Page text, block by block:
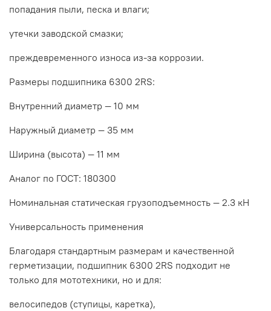
попадания пыли, песка и влаги;
утечки заводской смазки;
преждевременного износа из-за коррозии.
Размеры подшипника 6300 2RS:
Внутренний диаметр — 10 мм
Наружный диаметр — 35 мм
Ширина (высота) — 11 мм
Аналог по ГОСТ: 180300
Номинальная статическая грузоподъемность — 2.3 кН
Универсальность применения
Благодаря стандартным размерам и качественной
герметизации, подшипник 6300 2RS подходит не
только для мототехники, но и для:
велосипедов (ступицы, каретка),